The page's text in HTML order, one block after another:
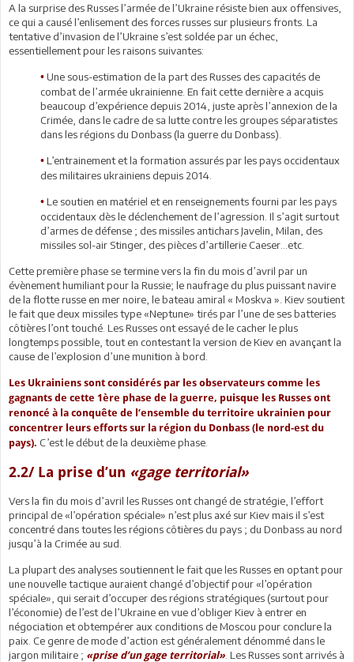
A la surprise des Russes l’armée de l’Ukraine résiste bien aux offensives,
ce qui a causé l’enlisement des forces russes sur plusieurs fronts. La
tentative d’invasion de l’Ukraine s’est soldée par un échec,
essentiellement pour les raisons suivantes:
• Une sous-estimation de la part des Russes des capacités de
combat de l’armée ukrainienne. En fait cette dernière a acquis
beaucoup d’expérience depuis 2014, juste après l’annexion de la
Crimée, dans le cadre de sa lutte contre les groupes séparatistes
dans les régions du Donbass (la guerre du Donbass).
• L’entrainement et la formation assurés par les pays occidentaux
des militaires ukrainiens depuis 2014.
• Le soutien en matériel et en renseignements fourni par les pays
occidentaux dès le déclenchement de l’agression. Il s’agit surtout
d’armes de défense ; des missiles antichars Javelin, Milan, des
missiles sol-air Stinger, des pièces d’artillerie Caeser…etc.
Cette première phase se termine vers la fin du mois d’avril par un
évènement humiliant pour la Russie; le naufrage du plus puissant navire
de la flotte russe en mer noire, le bateau amiral « Moskva ». Kiev soutient
le fait que deux missiles type «Neptune» tirés par l’une de ses batteries
côtières l’ont touché. Les Russes ont essayé de le cacher le plus
longtemps possible, tout en contestant la version de Kiev en avançant la
cause de l’explosion d’une munition à bord.
Les Ukrainiens sont considérés par les observateurs comme les
gagnants de cette 1ère phase de la guerre, puisque les Russes ont
renoncé à la conquête de l’ensemble du territoire ukrainien pour
concentrer leurs efforts sur la région du Donbass (le nord-est du
pays). C’est le début de la deuxième phase.
2.2/ La prise d’un «gage territorial»
Vers la fin du mois d’avril les Russes ont changé de stratégie, l’effort
principal de «l’opération spéciale» n’est plus axé sur Kiev mais il s’est
concentré dans toutes les régions côtières du pays ; du Donbass au nord
jusqu’à la Crimée au sud.
La plupart des analyses soutiennent le fait que les Russes en optant pour
une nouvelle tactique auraient changé d’objectif pour «l’opération
spéciale», qui serait d’occuper des régions stratégiques (surtout pour
l’économie) de l’est de l’Ukraine en vue d’obliger Kiev à entrer en
négociation et obtempérer aux conditions de Moscou pour conclure la
paix. Ce genre de mode d’action est généralement dénommé dans le
jargon militaire ; «prise d’un gage territorial» . Les Russes sont arrivés à